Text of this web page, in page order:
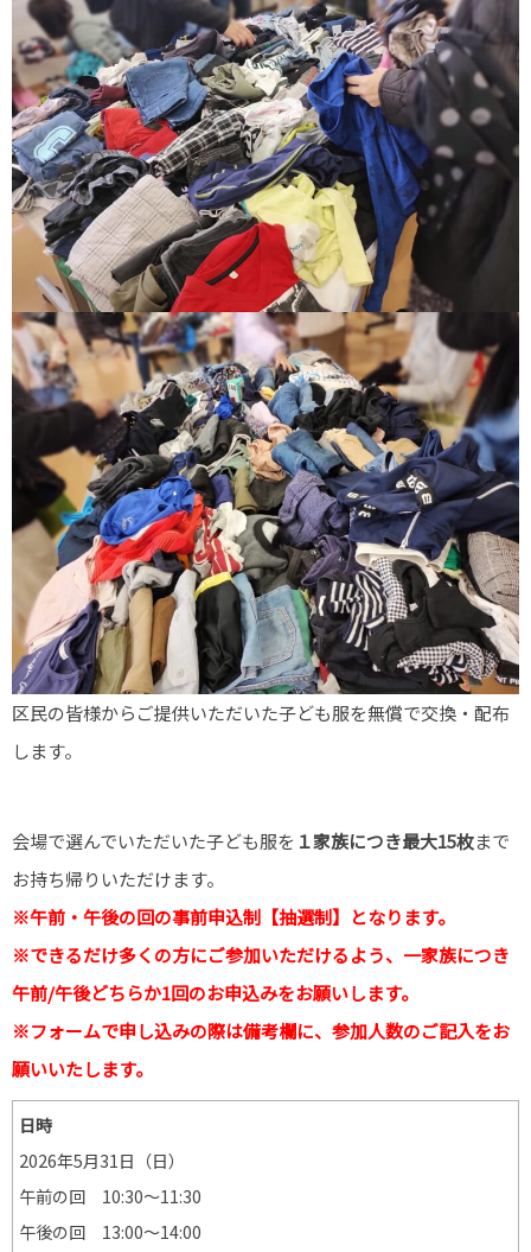
区民の皆様からご提供いただいた子ども服を無償で交換・配布
します。
会場で選んでいただいた子ども服を １家族につき最大15枚まで
お持ち帰りいただけます。
※午前・午後の回の事前申込制【抽選制】となります。
※できるだけ多くの方にご参加いただけるよう、一家族につき
午前/午後どちらか1回のお申込みをお願いします。
※フォームで申し込みの際は備考欄に、参加人数のご記入をお
願いいたします。
日時
2026年5月31日（日）
午前の回 10:30～11:30
午後の回 13:00～14:00